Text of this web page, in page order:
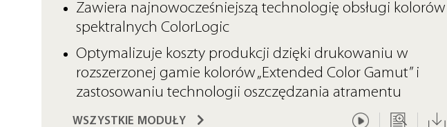
Zawiera najnowocześniejszą technologię obsługi kolorów
spektralnych ColorLogic
Optymalizuje koszty produkcji dzięki drukowaniu w
rozszerzonej gamie kolorów „Extended Color Gamut” i
zastosowaniu technologii oszczędzania atramentu
WSZYSTKIE MODUŁY